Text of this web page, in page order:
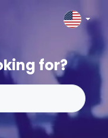
for?